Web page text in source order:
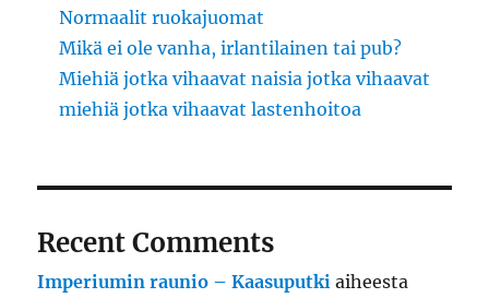
Normaalit ruokajuomat
Mikä ei ole vanha, irlantilainen tai pub?
Miehiä jotka vihaavat naisia jotka vihaavat
miehiä jotka vihaavat lastenhoitoa
Recent Comments
Imperiumin raunio – Kaasuputki aiheesta